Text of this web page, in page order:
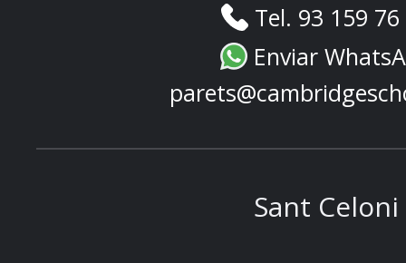
Tel. 93 159
Enviar
Sant Celoni